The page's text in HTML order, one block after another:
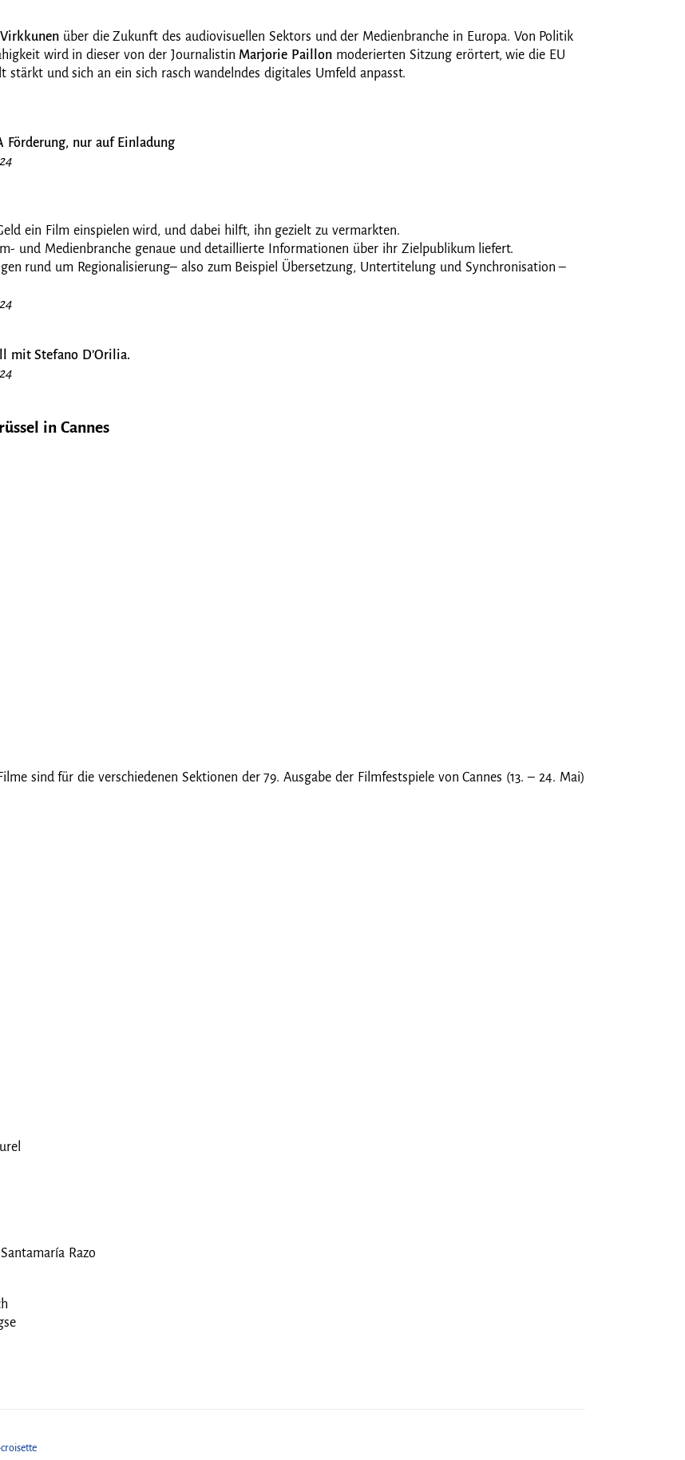
über die Zukunft des audiovisuellen Sektors und der Medienbranche in Europa. Von Politik
wird in dieser von der Journalistin Marjorie Paillon moderierten Sitzung erörtert, wie die EU
und sich an ein sich rasch wandelndes digitales Umfeld anpasst.
nur auf Einladung
ein Film einspielen wird, und dabei hilft, ihn gezielt zu vermarkten.
und Medienbranche genaue und detaillierte Informationen über ihr Zielpublikum liefert.
rund um Regionalisierung– also zum Beispiel Übersetzung, Untertitelung und Synchronisation –
mit Stefano D’Orilia.
in Cannes
sind für die verschiedenen Sektionen der 79. Ausgabe der Filmfestspiele von Cannes (13. – 24. Mai)
Razo